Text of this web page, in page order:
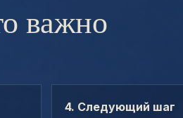
важно
4. Следующий шаг